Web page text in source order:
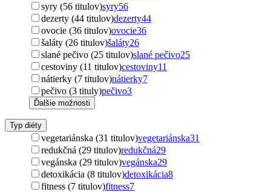
syry (56 titulov)syry56
dezerty (44 titulov)dezerty44
ovocie (36 titulov)ovocie36
šaláty (26 titulov)šaláty26
slané pečivo (25 titulov)slané pečivo25
cestoviny (11 titulov)cestoviny11
nátierky (7 titulov)nátierky7
pečivo (3 tituly)pečivo3
Ďalšie možnosti
Typ diéty
vegetariánska (31 titulov)vegetariánska31
redukčná (29 titulov)redukčná29
vegánska (29 titulov)vegánska29
detoxikácia (8 titulov)detoxikácia8
fitness (7 titulov)fitness7